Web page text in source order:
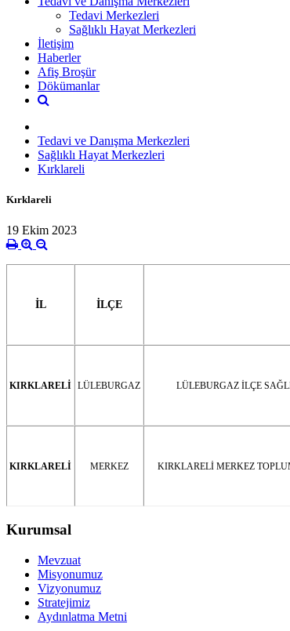
Tedavi Merkezleri
Sağlıklı Hayat Merkezleri
İletişim
Haberler
Afiş Broşür
Dökümanlar
Tedavi ve Danışma Merkezleri
Sağlıklı Hayat Merkezleri
Kırklareli
Kırklareli
19 Ekim 2023
İL İLÇE
KIRKLARELİ LÜLEBURGAZ LÜLEBURGAZ İLÇE
KIRKLARELİ MERKEZ KIRKLARELİ MERKEZ
Kurumsal
Mevzuat
Misyonumuz
Vizyonumuz
Stratejimiz
Aydınlatma Metni